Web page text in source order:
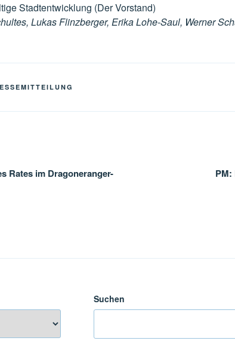
Stadtentwicklung (Der Vorstand)
Lukas Flinzberger, Erika Lohe-Saul, Werner
Rates im Dragoneranger-
PM:
Suchen